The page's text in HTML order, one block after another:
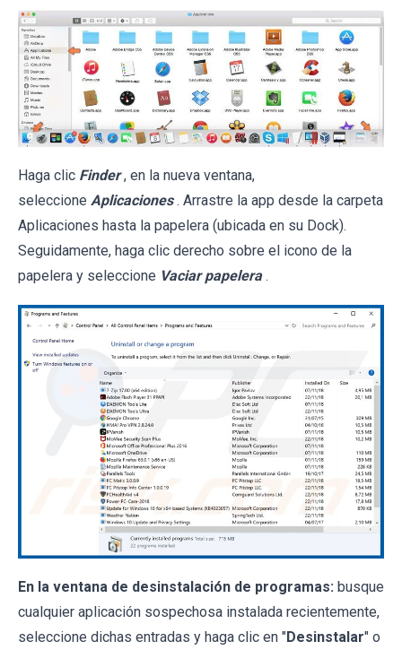
Haga clic Finder , en la nueva ventana,
seleccione Aplicaciones . Arrastre la app desde la carpeta
Aplicaciones hasta la papelera (ubicada en su Dock).
Seguidamente, haga clic derecho sobre el icono de la
papelera y seleccione Vaciar papelera .
En la ventana de desinstalación de programas: busque
cualquier aplicación sospechosa instalada recientemente,
seleccione dichas entradas y haga clic en "Desinstalar" o